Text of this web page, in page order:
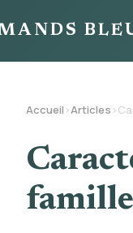
Accueil ›Articles ›